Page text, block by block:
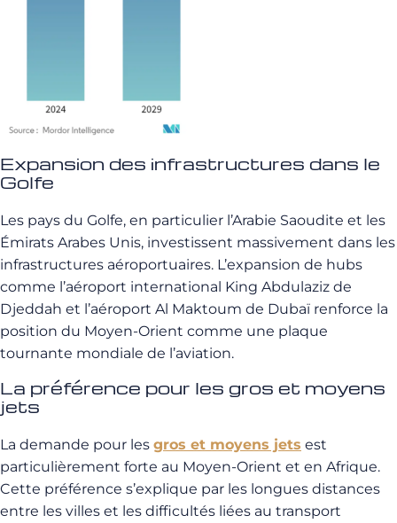
Expansion des infrastructures dans le
Golfe
Les pays du Golfe, en particulier l’Arabie Saoudite et les
Émirats Arabes Unis, investissent massivement dans les
infrastructures aéroportuaires. L’expansion de hubs
comme l’aéroport international King Abdulaziz de
Djeddah et l’aéroport Al Maktoum de Dubaï renforce la
position du Moyen-Orient comme une plaque
tournante mondiale de l’aviation.
La préférence pour les gros et moyens
jets
La demande pour les gros et moyens jets est
particulièrement forte au Moyen-Orient et en Afrique.
Cette préférence s’explique par les longues distances
entre les villes et les difficultés liées au transport